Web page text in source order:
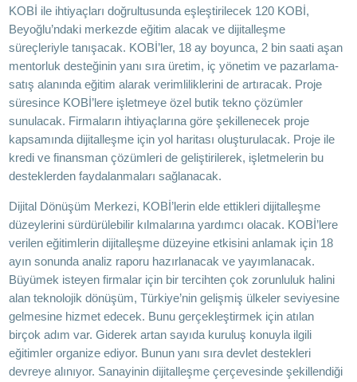
KOBİ ile ihtiyaçları doğrultusunda eşleştirilecek 120 KOBİ,
Beyoğlu’ndaki merkezde eğitim alacak ve dijitalleşme
süreçleriyle tanışacak. KOBİ’ler, 18 ay boyunca, 2 bin saati aşan
mentorluk desteğinin yanı sıra üretim, iç yönetim ve pazarlama-
satış alanında eğitim alarak verimliliklerini de artıracak. Proje
süresince KOBİ’lere işletmeye özel butik tekno çözümler
sunulacak. Firmaların ihtiyaçlarına göre şekillenecek proje
kapsamında dijitalleşme için yol haritası oluşturulacak. Proje ile
kredi ve finansman çözümleri de geliştirilerek, işletmelerin bu
desteklerden faydalanmaları sağlanacak.
Dijital Dönüşüm Merkezi, KOBİ’lerin elde ettikleri dijitalleşme
düzeylerini sürdürülebilir kılmalarına yardımcı olacak. KOBİ’lere
verilen eğitimlerin dijitalleşme düzeyine etkisini anlamak için 18
ayın sonunda analiz raporu hazırlanacak ve yayımlanacak.
Büyümek isteyen firmalar için bir tercihten çok zorunluluk halini
alan teknolojik dönüşüm, Türkiye’nin gelişmiş ülkeler seviyesine
gelmesine hizmet edecek. Bunu gerçekleştirmek için atılan
birçok adım var. Giderek artan sayıda kuruluş konuyla ilgili
eğitimler organize ediyor. Bunun yanı sıra devlet destekleri
devreye alınıyor. Sanayinin dijitalleşme çerçevesinde şekillendiği